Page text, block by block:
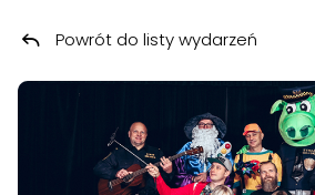
Przeskocz do treści
Powrót do listy wydarzeń